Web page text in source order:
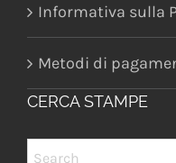
Informativa sulla
Metodi di
CERCA STAMPE